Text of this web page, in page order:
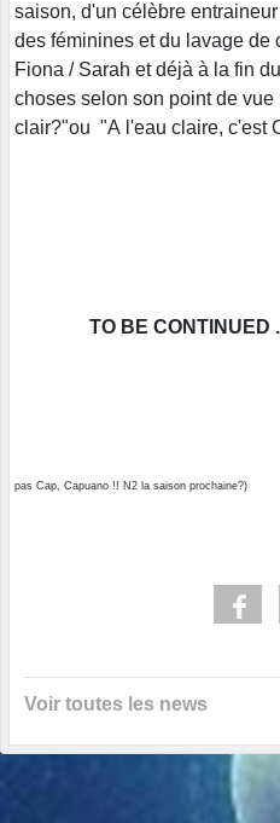
saison, d'un célèbre
des féminines et du lavage de
Fiona / Sarah et déjà à la fin
choses selon son point de
clair?"ou "A l'eau claire, c'est
TO BE CONTINUED
pas Cap, Capuano !! N2 la saison prochaine?)
Voir toutes les news